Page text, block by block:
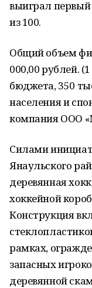
выиграл первый
из 100.
Общий объем
000,00 рублей.
бюджета, 350
населения и
компания ООО
Силами
Янаульского
деревянная
хоккейной
Конструкция
рамках,
запасных
деревянной